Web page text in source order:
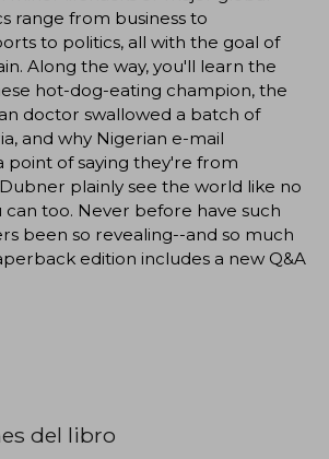
range from business to
to politics, all with the goal of
Along the way, you'll learn the
hot-dog-eating champion, the
doctor swallowed a batch of
and why Nigerian e-mail
point of saying they're from
plainly see the world like no
can too. Never before have such
been so revealing--and so much
edition includes a new Q&A
del libro